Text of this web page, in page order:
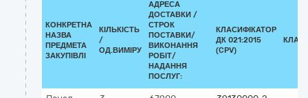
КОНКРЕТНА
НАЗВА
ПРЕДМЕТА
ЗАКУПІВЛІ
КІЛЬКІСТЬ
/
ОД.ВИМІРУ
АДРЕСА
ДОСТАВКИ /
СТРОК
ПОСТАВКИ/
ВИКОНАННЯ
РОБІТ/
НАДАННЯ
ПОСЛУГ:
КЛАСИФІКАТОР
ДК 021:2015
(CPV)